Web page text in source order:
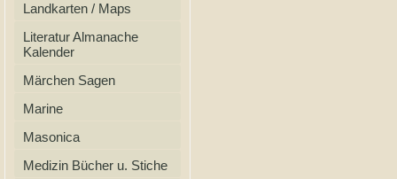
Landkarten / Maps
Literatur Almanache
Kalender
Märchen Sagen
Marine
Masonica
Medizin Bücher u. Stiche